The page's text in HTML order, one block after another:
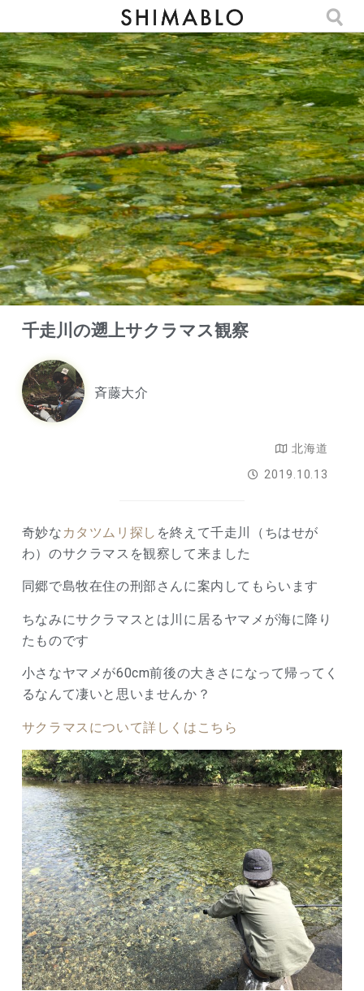
千走川の遡上サクラマス観察
斉藤大介
北海道
2019.10.13
奇妙な カタツムリ探し を終えて千走川（ちはせが
わ）のサクラマスを観察して来ました
同郷で島牧在住の刑部さんに案内してもらいます
ちなみにサクラマスとは川に居るヤマメが海に降り
たものです
小さなヤマメが60cm前後の大きさになって帰ってく
るなんて凄いと思いませんか？
サクラマスについて詳しくはこちら